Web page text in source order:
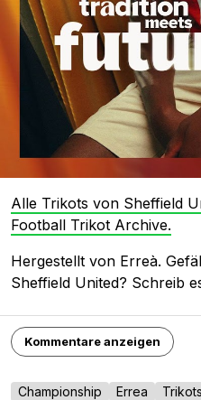
Alle Trikots von Sheffield
Football Trikot Archive.
Hergestellt von Erreà.
Sheffield United? Schreib
Kommentare anzeigen
Championship Errea Trikots